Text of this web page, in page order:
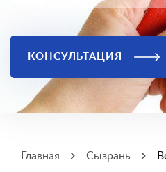
КОНСУЛЬТАЦИЯ
Главная Сызрань